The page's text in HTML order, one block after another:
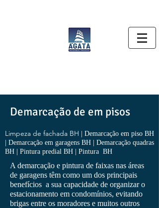
Demarcação de em pisos
Limpeza de fachada BH
| Demarcação em piso BH
| Demarcação em garagens BH | Demarcação quadras
BH | Pintura predial BH | Pintura BH
A demarcação e pintura de faixas nas áreas
de garagens têm como um dos principais
benefícios a sua capacidade de organizar o
estacionamento em condomínios, evitando
brigas entre os moradores e muitos outros